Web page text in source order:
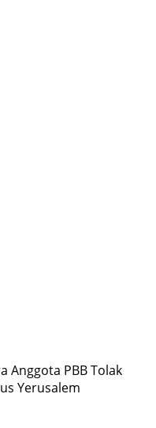
Anggota PBB Tolak
Yerusalem